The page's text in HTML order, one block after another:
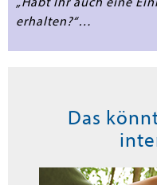
erhalten?“…
Das